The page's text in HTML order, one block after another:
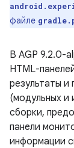
файле
В AGP 9.2.0-
HTML-
результаты и
(модульных и
сборки,
панели
информации